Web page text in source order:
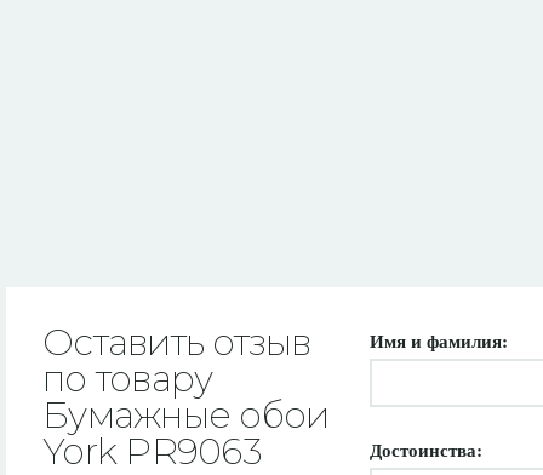
Оставить отзыв
по товару
Бумажные обои
York PR9063
Имя и фамилия:
Достоинства: